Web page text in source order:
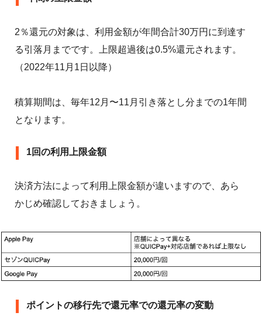
2％還元の対象は、利用金額が年間合計30万円に到達す
る引落月までです。上限超過後は0.5%還元されます。
（2022年11月1日以降）
積算期間は、毎年12月〜11月引き落とし分までの1年間
となります。
1回の利用上限金額
決済方法によって利用上限金額が違いますので、あら
かじめ確認しておきましょう。
ポイントの移行先で還元率での還元率の変動